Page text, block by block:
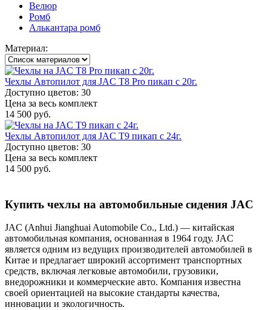
Велюр
Ромб
Алькантара ромб
Материал:
Чехлы Автопилот для JAC T8 Pro пикап с 20г.
Доступно цветов: 30
Цена за весь комплект
14 500 руб.
Чехлы Автопилот для JAC T9 пикап с 24г.
Доступно цветов: 30
Цена за весь комплект
14 500 руб.
Купить чехлы на автомобильные сидения JAC
JAC (Anhui Jianghuai Automobile Co., Ltd.) — китайская
автомобильная компания, основанная в 1964 году. JAC
является одним из ведущих производителей автомобилей в
Китае и предлагает широкий ассортимент транспортных
средств, включая легковые автомобили, грузовики,
внедорожники и коммерческие авто. Компания известна
своей ориентацией на высокие стандарты качества,
инновации и экологичность.